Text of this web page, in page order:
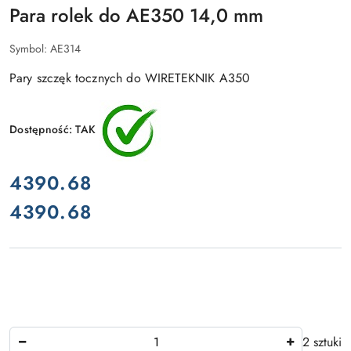
Para rolek do AE350 14,0 mm
Symbol: AE314
Pary szczęk tocznych do WIRETEKNIK A350
Dostępność:TAK
cena:
4390.68
Cena:
4390.68
Ilość 2 sztuki